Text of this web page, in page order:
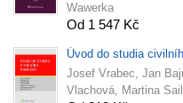
Wawerka
Od 1 547 Kč
Úvod do studia
Josef Vrabec, Jan
Vlachová, Martina